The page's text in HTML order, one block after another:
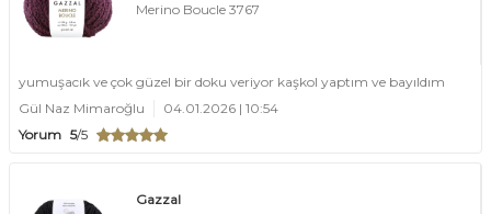
Merino Boucle 3767
yumuşacık ve çok güzel bir doku veriyor kaşkol yaptım ve bayıldım
Gül Naz Mimaroğlu
04.01.2026 | 10:54
Yorum 5/5
Gazzal